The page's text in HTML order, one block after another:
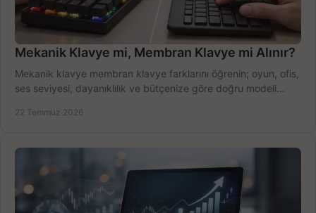
Mekanik Klavye mi, Membran Klavye mi Alınır?
Mekanik klavye membran klavye farklarını öğrenin; oyun, ofis,
ses seviyesi, dayanıklılık ve bütçenize göre doğru modeli
22 Temmuz 2026